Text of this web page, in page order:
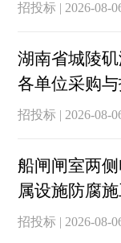
招投标 | 2026-08-
湖南省城陵
各单位采购
服务
招投标 | 2026-08-
船闸闸室两
属设施防腐
招投标 | 2026-08-